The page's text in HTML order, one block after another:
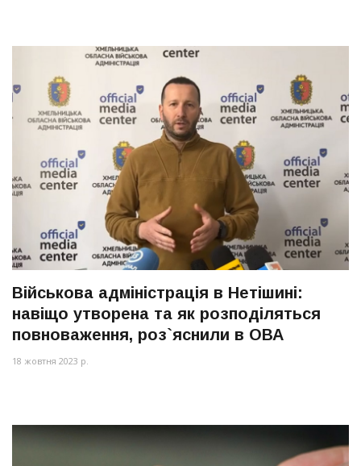
Військова адміністрація в Нетішині:
навіщо утворена та як розподіляться
повноваження, роз`яснили в ОВА
18 жовтня 2023 р.